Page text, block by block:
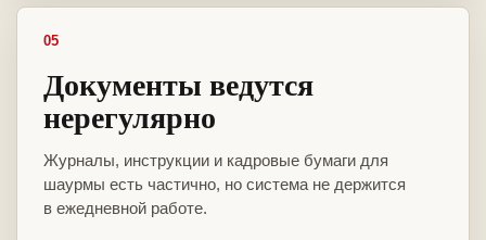
05
Документы ведутся
нерегулярно
Журналы, инструкции и кадровые бумаги для
шаурмы есть частично, но система не держится
в ежедневной работе.